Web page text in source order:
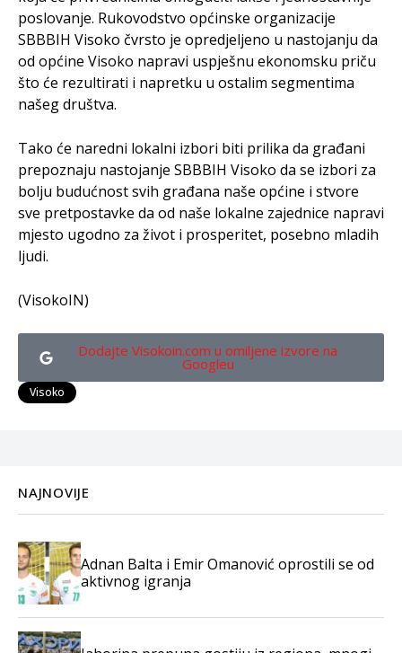
poslovanje. Rukovodstvo općinske organizacije
SBBBIH Visoko čvrsto je opredjeljeno u nastojanju da
od općine Visoko napravi uspješnu ekonomsku priču
što će rezultirati i napretku u ostalim segmentima
našeg društva.
Tako će naredni lokalni izbori biti prilika da građani
prepoznaju nastojanje SBBBIH Visoko da se izbori za
bolju budućnost svih građana naše općine i stvore
sve pretpostavke da od naše lokalne zajednice napravi
mjesto ugodno za život i prosperitet, posebno mladih
ljudi.
(VisokoIN)
Dodajte Visokoin.com u omiljene izvore na
Googleu
Visoko
NAJNOVIJE
Adnan Balta i Emir Omanović oprostili se od
aktivnog igranja